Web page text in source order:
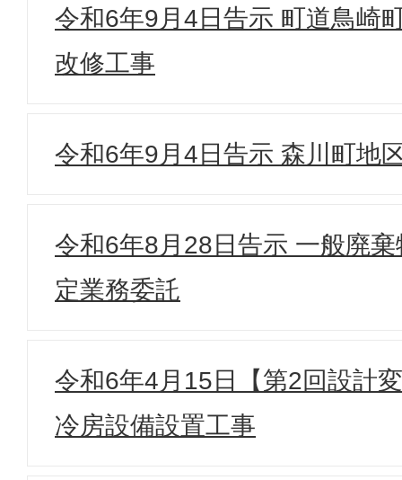
令和6年9月4日告示 町道鳥崎
改修工事
令和6年9月4日告示 森川町地
令和6年8月28日告示 一般廃
定業務委託
令和6年4月15日【第2回設計
冷房設備設置工事